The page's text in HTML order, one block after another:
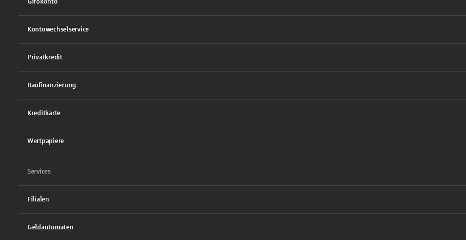
Kontowechselservice
Privatkredit
Baufinanzierung
Kreditkarte
Wertpapiere
Services
Filialen
Geldautomaten